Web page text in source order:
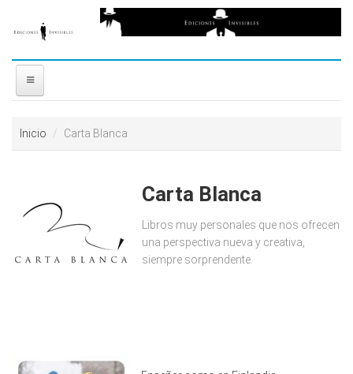
Ir al contenido principal
coloring
horoscopes
download
DISTRIBUIDORES
Inicio Carta Blanca
Carta Blanca
Libros muy personales que nos ofrecen
una perspectiva nueva y creativa,
siempre sorprendente.